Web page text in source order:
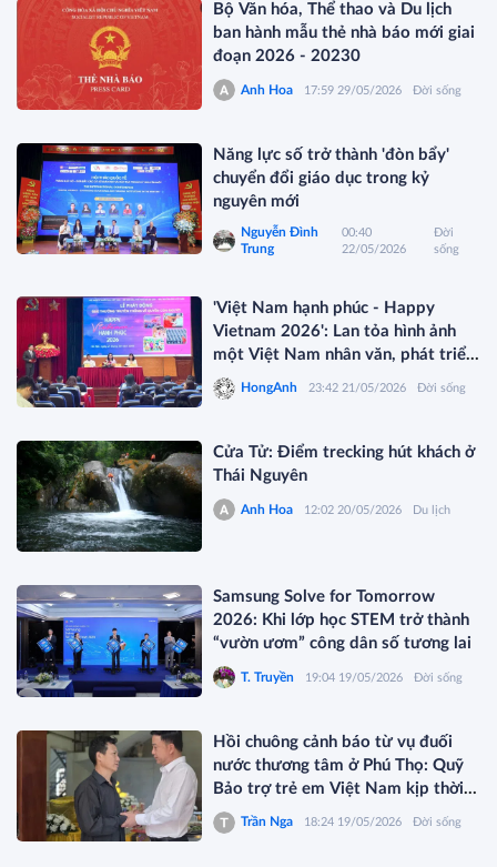
Bộ Văn hóa, Thể thao và Du lịch
ban hành mẫu thẻ nhà báo mới giai
đoạn 2026 - 20230
Anh Hoa 17:59 29/05/2026 Đời sống
Năng lực số trở thành 'đòn bẩy'
chuyển đổi giáo dục trong kỷ
nguyên mới
Nguyễn Đình
Trung
00:40
22/05/2026
Đời
sống
'Việt Nam hạnh phúc - Happy
Vietnam 2026': Lan tỏa hình ảnh
một Việt Nam nhân văn, phát triển
và giàu cảm xúc
HongAnh 23:42 21/05/2026 Đời sống
Cửa Tử: Điểm trecking hút khách ở
Thái Nguyên
Anh Hoa 12:02 20/05/2026 Du lịch
Samsung Solve for Tomorrow
2026: Khi lớp học STEM trở thành
“vườn ươm” công dân số tương lai
T. Truyền 19:04 19/05/2026 Đời sống
Hồi chuông cảnh báo từ vụ đuối
nước thương tâm ở Phú Thọ: Quỹ
Bảo trợ trẻ em Việt Nam kịp thời
thăm hỏi và tặng quà
Trần Nga 18:24 19/05/2026 Đời sống